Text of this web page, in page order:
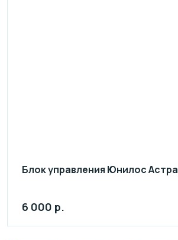
Блок управления Юнилос Астра
6 000 р.